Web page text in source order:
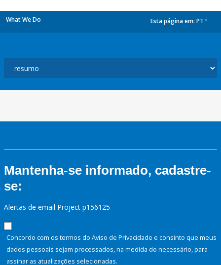
What We Do Esta página em: PT
Mantenha-se informado, cadastre-
se:
Alertas de email Project p156125
Concordo com os termos do Aviso de Privacidade e consinto que meus
dados pessoais sejam processados, na medida do necessário, para
assinar as atualizações selecionadas.